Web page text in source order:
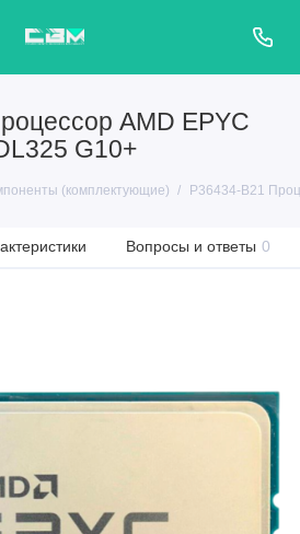
AMD EPYC
G10+
(комплектующие) P36434-B21
Вопросы и ответы 0